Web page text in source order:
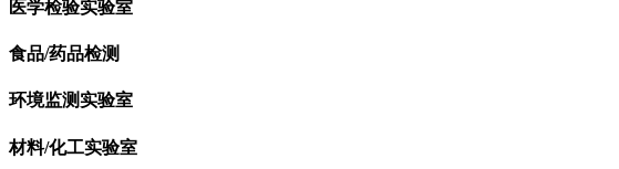
医学检验实验室
食品/药品检测
环境监测实验室
材料/化工实验室